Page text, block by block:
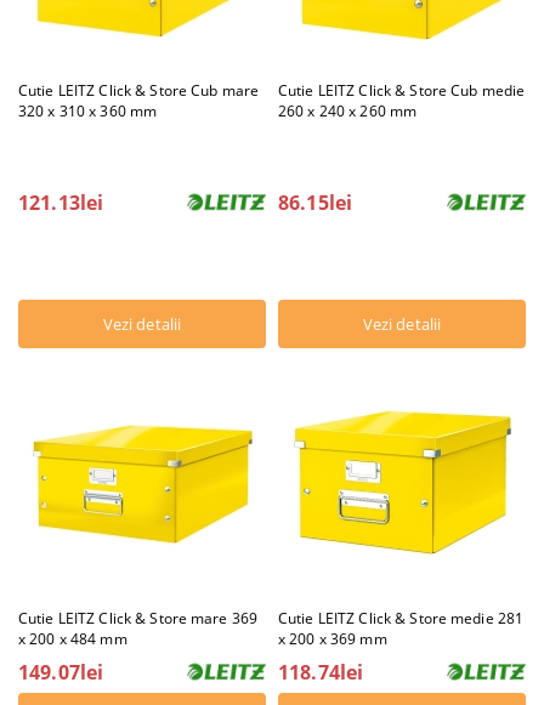
Cutie LEITZ Click & Store Cub mare
320 x 310 x 360 mm
121.13lei
Vezi detalii
Cutie LEITZ Click & Store Cub medie
260 x 240 x 260 mm
86.15lei
Vezi detalii
Cutie LEITZ Click & Store mare 369
x 200 x 484 mm
149.07lei
Cutie LEITZ Click & Store medie 281
x 200 x 369 mm
118.74lei